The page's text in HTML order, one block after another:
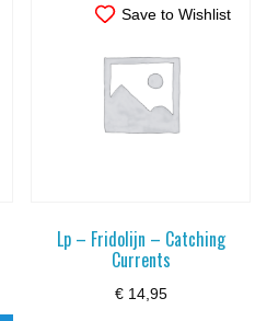
Save to Wishlist
Lp – Fridolijn – Catching
Currents
€14,95